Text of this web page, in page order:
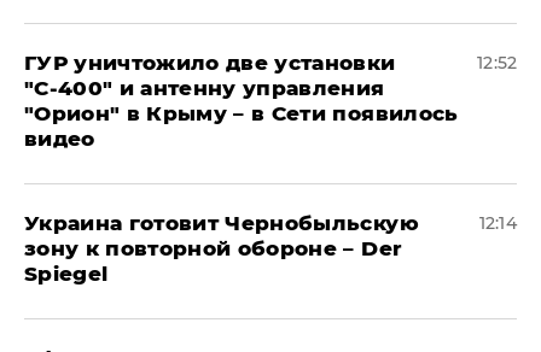
ГУР уничтожило две установки
"С‑400" и антенну управления
"Орион" в Крыму – в Сети появилось
видео
12:52
Украина готовит Чернобыльскую
зону к повторной обороне – Der
Spiegel
12:14